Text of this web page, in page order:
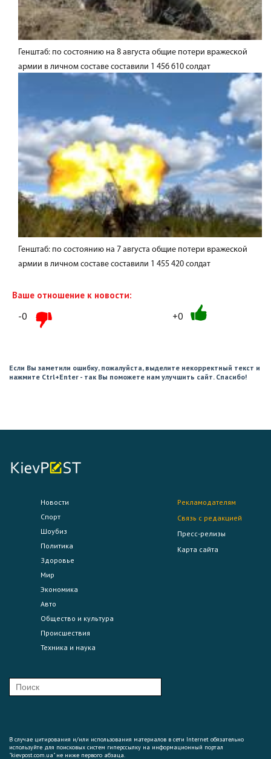
Генштаб: по состоянию на 8 августа общие потери вражеской
армии в личном составе составили 1 456 610 солдат
Генштаб: по состоянию на 7 августа общие потери вражеской
армии в личном составе составили 1 455 420 солдат
Ваше отношение к новости:
-0 +0
Если Вы заметили ошибку, пожалуйста, выделите некорректный текст и
нажмите Ctrl+Enter - так Вы поможете нам улучшить сайт. Спасибо!
Новости
Спорт
Шоубиз
Политика
Здоровье
Мир
Экономика
Авто
Общество и культура
Происшествия
Техника и наука
Рекламодателям
Связь с редакцией
Пресс-релизы
Карта сайта
В случае цитирования и/или использования материалов в сети Internet обязательно
используйте для поисковых систем гиперссылку на информационный портал
"kievpost.com.ua" не ниже первого абзаца.